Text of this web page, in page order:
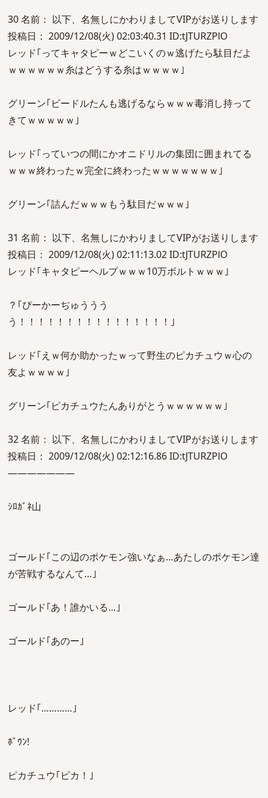
30 名前： 以下、名無しにかわりましてVIPがお送りします
投稿日： 2009/12/08(火) 02:03:40.31 ID:tJTURZPlO
レッド｢ってキャタピーｗどこいくのｗ逃げたら駄目だよ
ｗｗｗｗｗｗ糸はどうする糸はｗｗｗｗ｣
グリーン｢ビードルたんも逃げるならｗｗｗ毒消し持って
きてｗｗｗｗｗ｣
レッド｢っていつの間にかオニドリルの集団に囲まれてる
ｗｗｗ終わったｗ完全に終わったｗｗｗｗｗｗｗ｣
グリーン｢詰んだｗｗｗもう駄目だｗｗｗ｣
31 名前： 以下、名無しにかわりましてVIPがお送りします
投稿日： 2009/12/08(火) 02:11:13.02 ID:tJTURZPlO
レッド｢キャタピーヘルプｗｗｗ10万ボルトｗｗｗ｣
？｢ぴーかーぢゅううう
う！！！！！！！！！！！！！！！！｣
レッド｢えｗ何か助かったｗって野生のピカチュウｗ心の
友よｗｗｗｗ｣
グリーン｢ピカチュウたんありがとうｗｗｗｗｗｗ｣
32 名前： 以下、名無しにかわりましてVIPがお送りします
投稿日： 2009/12/08(火) 02:12:16.86 ID:tJTURZPlO
―――――――
ｼﾛｶﾞﾈ山
ゴールド｢この辺のポケモン強いなぁ…あたしのポケモン達
が苦戦するなんて…｣
ゴールド｢あ！誰かいる…｣
ゴールド｢あのー｣
レッド｢…………｣
ﾎﾞｳﾝ!
ピカチュウ｢ピカ！｣